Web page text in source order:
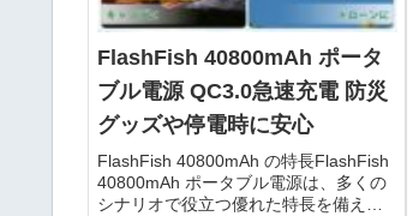
FlashFish 40800mAh ポータ
ブル電源 QC3.0急速充電 防災
グッズや停電時に安心
FlashFish 40800mAh の特長FlashFish
40800mAh ポータブル電源は、多くの
シナリオで役立つ優れた特長を備えて